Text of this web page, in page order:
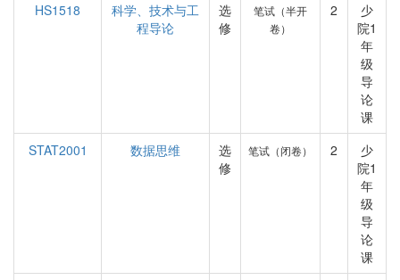
HS1518
科学、技术与工
程导论
选
修
笔试（半开
卷）
2
少
院1
年
级
导
论
课
STAT2001
数据思维
选
修
笔试（闭卷） 2
少
院1
年
级
导
论
课